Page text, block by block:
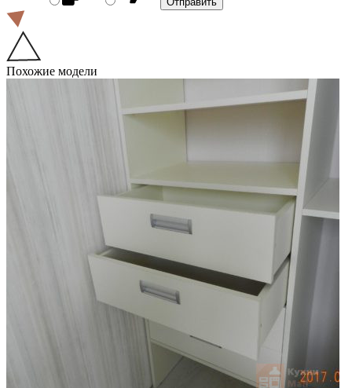
Похожие модели